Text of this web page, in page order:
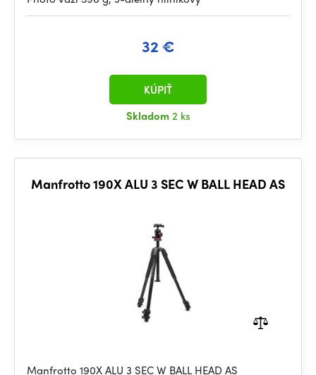
32 €
Skladom2 ks
KÚPIŤ
Manfrotto 190X ALU 3 SEC W BALL HEAD AS
Manfrotto 190X ALU 3 SEC W BALL HEAD AS